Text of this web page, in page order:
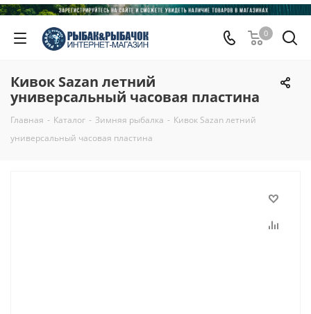
0
Кивок Sazan летний
универсальный часовая пластина
Главная - Каталог - Зимняя рыбалка - Кивок Sazan летний
универсальный часовая пластина